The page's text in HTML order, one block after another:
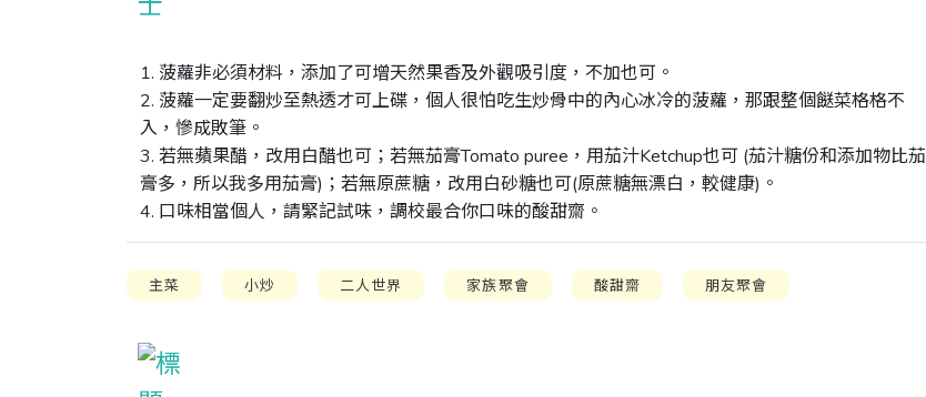
1. 菠蘿非必須材料，添加了可增天然果香及外觀吸引度，不加也可。
2. 菠蘿一定要翻炒至熱透才可上碟，個人很怕吃生炒骨中的內心冰冷的菠蘿，那跟整個餸菜格格不
入，慘成敗筆。
3. 若無蘋果醋，改用白醋也可；若無茄膏Tomato puree，用茄汁Ketchup也可 (茄汁糖份和添加物比茄
膏多，所以我多用茄膏)；若無原蔗糖，改用白砂糖也可(原蔗糖無漂白，較健康)。
4. 口味相當個人，請緊記試味，調校最合你口味的酸甜齋。
主菜 小炒 二人世界 家族聚會 酸甜齋 朋友聚會